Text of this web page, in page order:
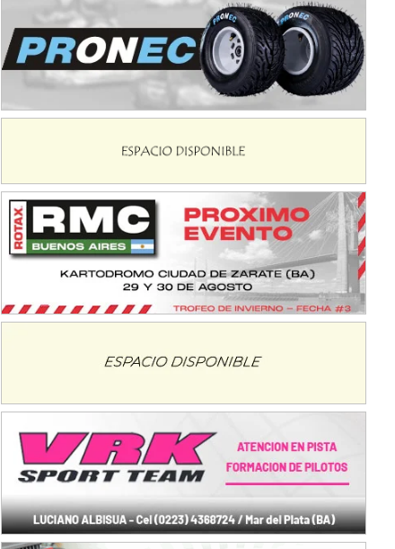
NORESTE SANTAFESINO - F6
Ciudad de Avellaneda (Asfalto)
Avellaneda (Santa Fe)
SUR SANTAFESINO - F4
Rufino (Santa Fe)
El Timbó (Tucumán)